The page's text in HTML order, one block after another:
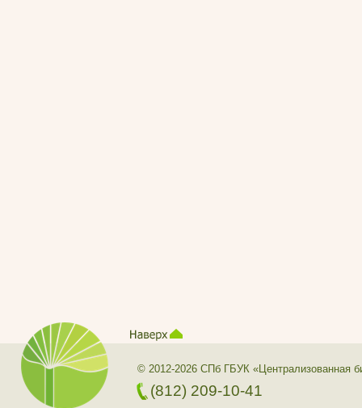
© 2012-2026 СПб ГБУК «Централизованная
(812) 209-10-41